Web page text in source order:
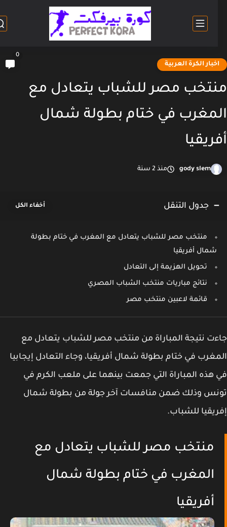
الكرة العربية
مصر للشباب يتعادل مع
في ختام بطولة شمال
gody slem منذ 2 سنة
جدول التنقل
منتخب مصر للشباب يتعادل مع المغرب في ختام بطولة
شمال أفريقيا
تحويل الهزيمة إلى التعادل
نتائج مباريات منتخب الشباب المصري
قائمة لاعبين منتخب مصر
نتيجة المباراة من منتخب مصر للشباب يتعادل مع
في ختام بطولة شمال أفريقيا، وجاء التعادل إيجابيا
هذه المباراة التي جمعت بينهما على ملعب الكرم في
وذلك ضمن منافسات آخر جولة من بطولة شمال
للشباب.
منتخب مصر للشباب يتعادل مع
المغرب في ختام بطولة شمال
أفريقيا